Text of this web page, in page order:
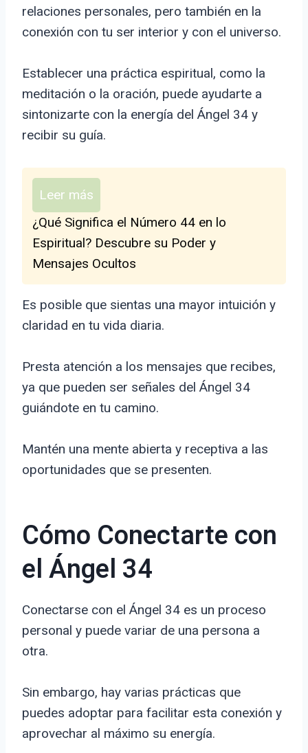
relaciones personales, pero también en la
conexión con tu ser interior y con el universo.
Establecer una práctica espiritual, como la
meditación o la oración, puede ayudarte a
sintonizarte con la energía del Ángel 34 y
recibir su guía.
Leer más
¿Qué Significa el Número 44 en lo
Espiritual? Descubre su Poder y
Mensajes Ocultos
Es posible que sientas una mayor intuición y
claridad en tu vida diaria.
Presta atención a los mensajes que recibes,
ya que pueden ser señales del Ángel 34
guiándote en tu camino.
Mantén una mente abierta y receptiva a las
oportunidades que se presenten.
Cómo Conectarte con
el Ángel 34
Conectarse con el Ángel 34 es un proceso
personal y puede variar de una persona a
otra.
Sin embargo, hay varias prácticas que
puedes adoptar para facilitar esta conexión y
aprovechar al máximo su energía.